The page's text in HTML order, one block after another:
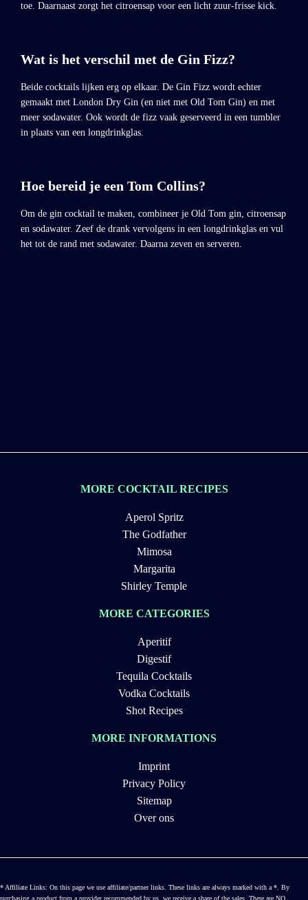
toe. Daarnaast zorgt het citroensap voor een licht zuur-frisse kick.
Wat is het verschil met de Gin Fizz?
Beide cocktails lijken erg op elkaar. De Gin Fizz wordt echter
gemaakt met London Dry Gin (en niet met Old Tom Gin) en met
meer sodawater. Ook wordt de fizz vaak geserveerd in een tumbler
in plaats van een longdrinkglas.
Hoe bereid je een Tom Collins?
Om de gin cocktail te maken, combineer je Old Tom gin, citroensap
en sodawater. Zeef de drank vervolgens in een longdrinkglas en vul
het tot de rand met sodawater. Daarna zeven en serveren.
MORE COCKTAIL RECIPES
Aperol Spritz
The Godfather
Mimosa
Margarita
Shirley Temple
MORE CATEGORIES
Aperitif
Digestif
Tequila Cocktails
Vodka Cocktails
Shot Recipes
MORE INFORMATIONS
Imprint
Privacy Policy
Sitemap
Over ons
* Affiliate Links: On this page we use affiliate/partner links. These links are always marked with a *. By